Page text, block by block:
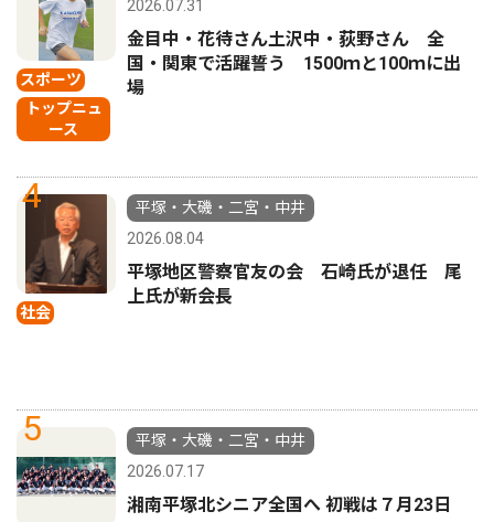
スポーツ
トップニュ
ース
2026.07.31
金目中・花待さん土沢中・荻野さん 全
国・関東で活躍誓う 1500ｍと100ｍに出
場
4
社会
平塚・大磯・二宮・中井
2026.08.04
平塚地区警察官友の会 石崎氏が退任 尾
上氏が新会長
5
平塚・大磯・二宮・中井
2026.07.17
湘南平塚北シニア全国へ 初戦は７月23日